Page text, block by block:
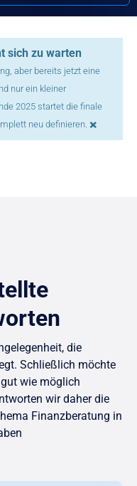
sich zu warten
aber bereits jetzt eine
nur ein kleiner
2025 startet die finale
neu definieren. ×
die
Schließlich möchte
wie möglich
wir daher die
Finanzberatung in